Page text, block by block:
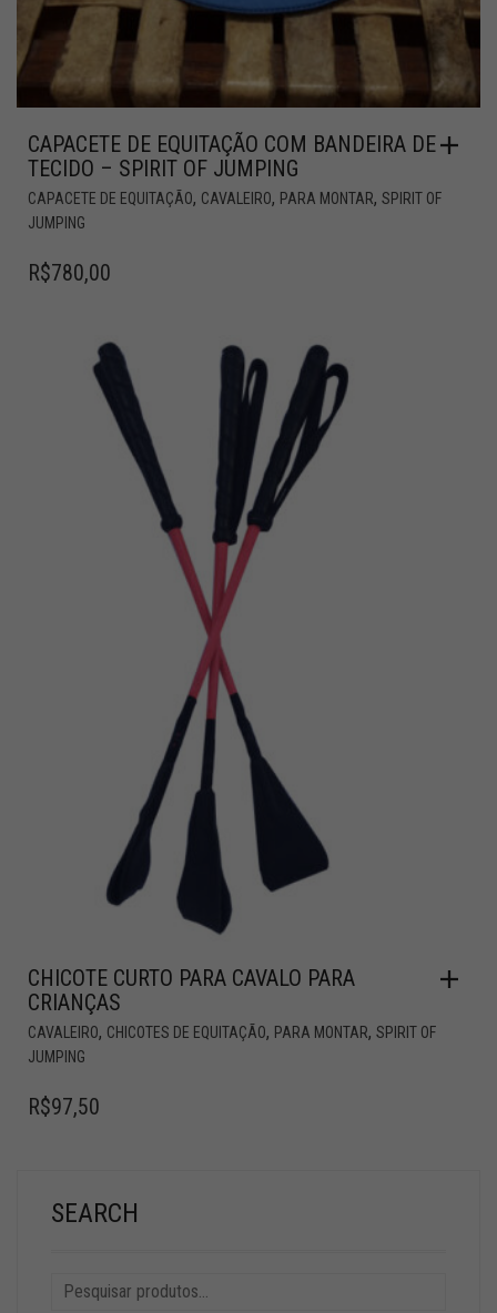
CAPACETE DE EQUITAÇÃO COM BANDEIRA DE
TECIDO – SPIRIT OF JUMPING
CAPACETE DE EQUITAÇÃO, CAVALEIRO, PARA MONTAR, SPIRIT OF
JUMPING
R$780,00
CHICOTE CURTO PARA CAVALO PARA
CRIANÇAS
CAVALEIRO, CHICOTES DE EQUITAÇÃO, PARA MONTAR, SPIRIT OF
JUMPING
R$97,50
SEARCH